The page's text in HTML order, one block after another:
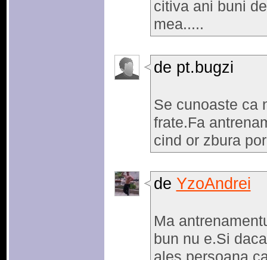
citiva ani buni
mea.....
de pt.bugzi
Se cunoaste ca
frate.Fa
cind or zbura
de YzoAndrei
Ma
bun nu e.Si
ales persoana